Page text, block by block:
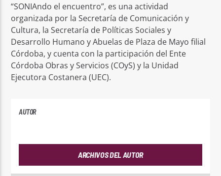
“SONIAndo el encuentro”, es una actividad
organizada por la Secretaría de Comunicación y
Cultura, la Secretaría de Políticas Sociales y
Desarrollo Humano y Abuelas de Plaza de Mayo filial
Córdoba, y cuenta con la participación del Ente
Córdoba Obras y Servicios (COyS) y la Unidad
Ejecutora Costanera (UEC).
AUTOR
ARCHIVOS DEL AUTOR